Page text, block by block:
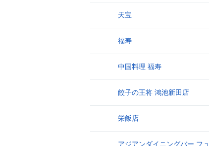
天宝
福寿
中国料理 福寿
餃子の王将 鴻池新田店
栄飯店
アジアンダイニングバー フ